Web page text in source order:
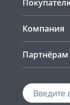
Компания
Партнёрам